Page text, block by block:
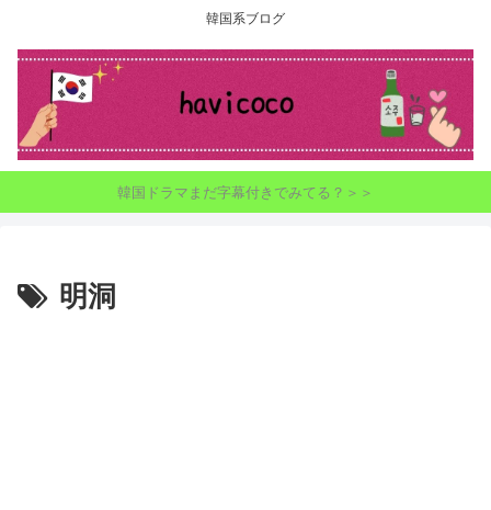
韓国系ブログ
韓国ドラマまだ字幕付きでみてる？＞＞
明洞